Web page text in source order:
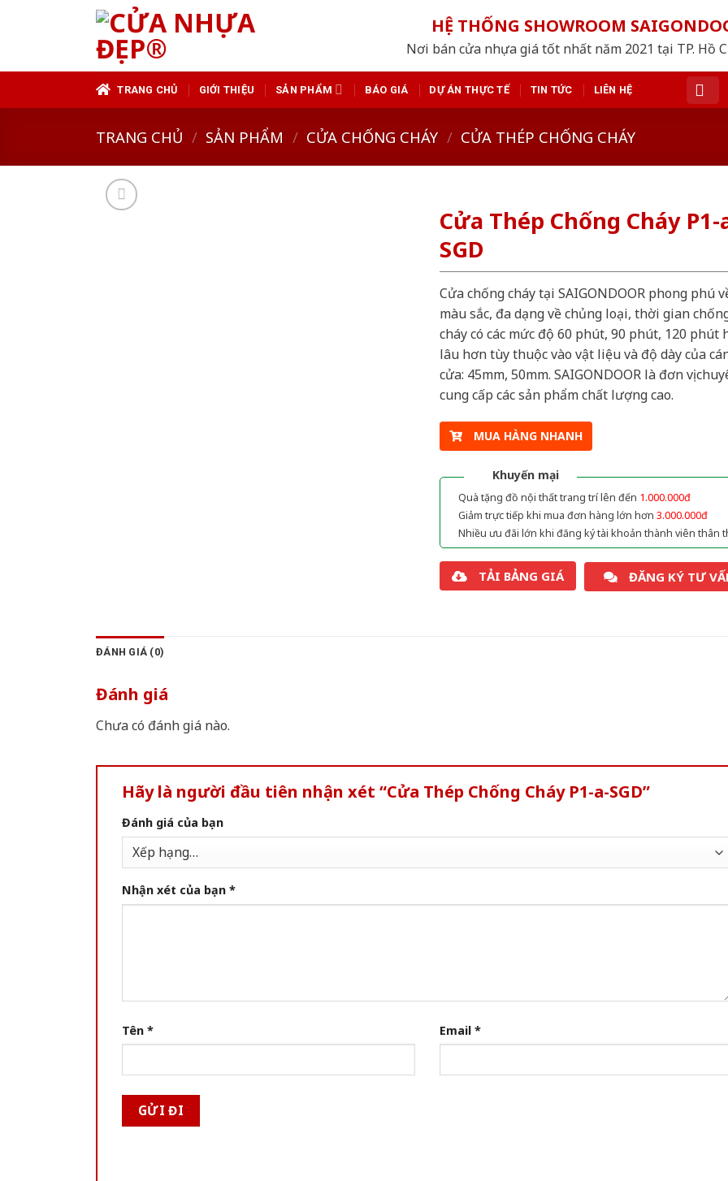
HỆ THỐNG SHOWROOM
Nơi bán cửa nhựa giá tốt nhất năm 2021 tại TP. Hồ
TRANG CHỦ GIỚI THIỆU SẢN PHẨM BÁO GIÁ DỰ ÁN THỰC TẾ TIN TỨC LIÊN HỆ
TRANG CHỦ / SẢN PHẨM / CỬA CHỐNG CHÁY / CỬA THÉP CHỐNG CHÁY
Cửa Thép Chống Cháy P1-
SGD
Cửa chống cháy tại SAIGONDOOR phong phú
màu sắc, đa dạng về chủng loại, thời gian
cháy có các mức độ 60 phút, 90 phút, 120 phút
lâu hơn tùy thuộc vào vật liệu và độ dày của
cửa: 45mm, 50mm. SAIGONDOOR là đơn vị
cung cấp các sản phẩm chất lượng cao.
MUA HÀNG NHANH
Khuyến mại
Quà tặng đồ nội thất trang trí lên đến 1.000.000đ
Giảm trực tiếp khi mua đơn hàng lớn hơn 3.000.000đ
Nhiều ưu đãi lớn khi đăng ký tài khoản thành viên thân
TẢI BẢNG GIÁ ĐĂNG KÝ TƯ
ĐÁNH GIÁ (0)
Đánh giá
Chưa có đánh giá nào.
Hãy là người đầu tiên nhận xét “Cửa Thép Chống Cháy P1-a-SGD”
Đánh giá của bạn
Nhận xét của bạn *
Tên * Email *